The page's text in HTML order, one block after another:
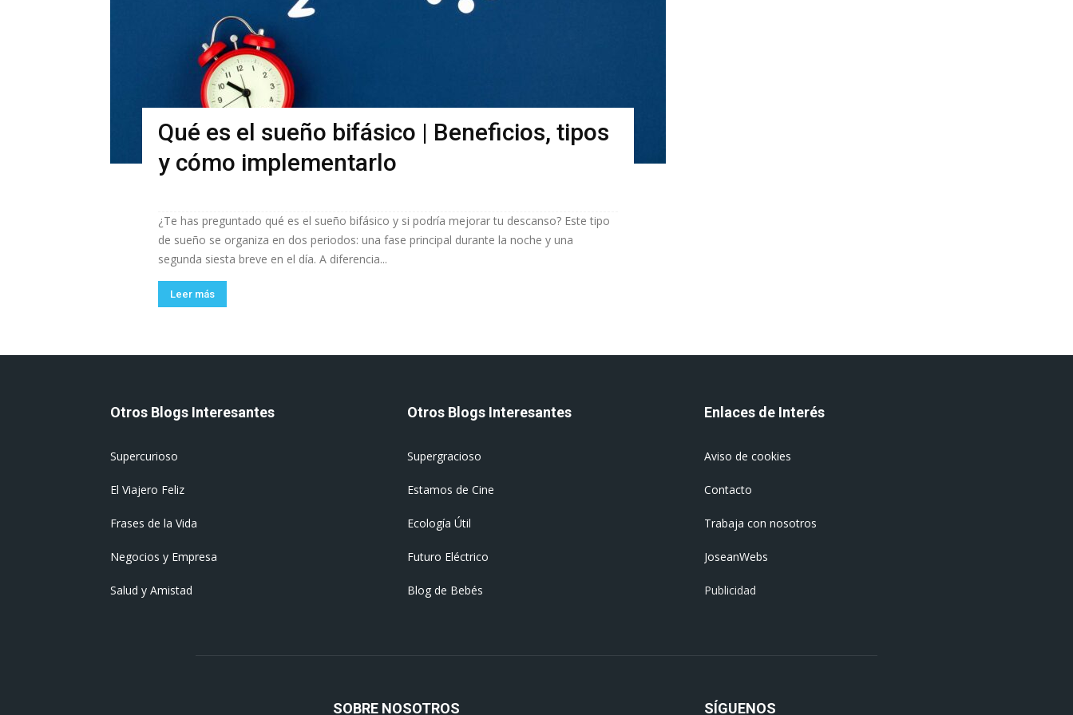
Qué es el sueño bifásico | Beneficios, tipos
y cómo implementarlo
¿Te has preguntado qué es el sueño bifásico y si podría mejorar tu descanso? Este tipo
de sueño se organiza en dos periodos: una fase principal durante la noche y una
segunda siesta breve en el día. A diferencia...
Leer más
Otros Blogs Interesantes
Supercurioso
El Viajero Feliz
Frases de la Vida
Negocios y Empresa
Salud y Amistad
Otros Blogs Interesantes
Supergracioso
Estamos de Cine
Ecología Útil
Futuro Eléctrico
Blog de Bebés
Enlaces de Interés
Aviso de cookies
Contacto
Trabaja con nosotros
JoseanWebs
Publicidad
SOBRE NOSOTROS SÍGUENOS